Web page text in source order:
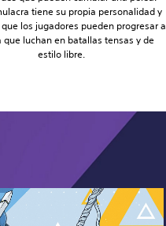
tiene su propia personalidad y
los jugadores pueden progresar a
que luchan en batallas tensas y de
estilo libre.